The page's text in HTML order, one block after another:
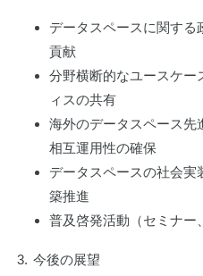
データスペースに関す
貢献
分野横断的なユースケー
ィスの共有
海外のデータスペース先
相互運用性の確保
データスペースの社会
築推進
普及啓発活動（セミナー
3. 今後の展望